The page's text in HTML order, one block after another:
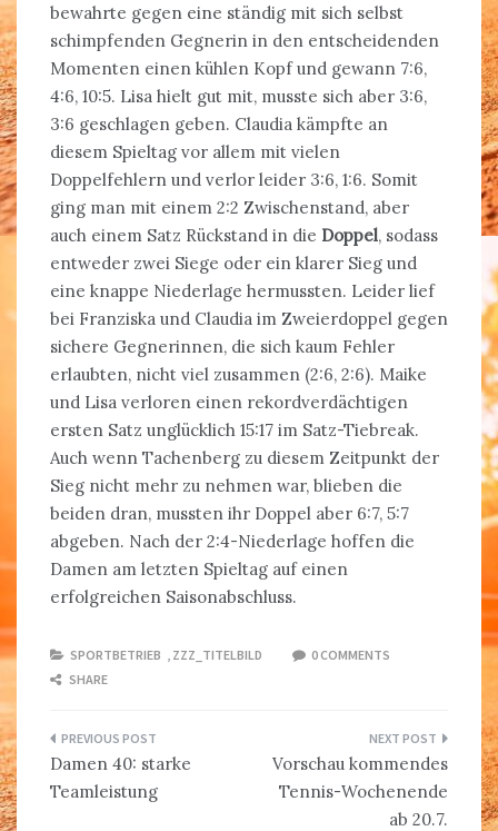
bewahrte gegen eine ständig mit sich selbst
schimpfenden Gegnerin in den entscheidenden
Momenten einen kühlen Kopf und gewann 7:6,
4:6, 10:5. Lisa hielt gut mit, musste sich aber 3:6,
3:6 geschlagen geben. Claudia kämpfte an
diesem Spieltag vor allem mit vielen
Doppelfehlern und verlor leider 3:6, 1:6. Somit
ging man mit einem 2:2 Zwischenstand, aber
auch einem Satz Rückstand in die Doppel, sodass
entweder zwei Siege oder ein klarer Sieg und
eine knappe Niederlage hermussten. Leider lief
bei Franziska und Claudia im Zweierdoppel gegen
sichere Gegnerinnen, die sich kaum Fehler
erlaubten, nicht viel zusammen (2:6, 2:6). Maike
und Lisa verloren einen rekordverdächtigen
ersten Satz unglücklich 15:17 im Satz-Tiebreak.
Auch wenn Tachenberg zu diesem Zeitpunkt der
Sieg nicht mehr zu nehmen war, blieben die
beiden dran, mussten ihr Doppel aber 6:7, 5:7
abgeben. Nach der 2:4-Niederlage hoffen die
Damen am letzten Spieltag auf einen
erfolgreichen Saisonabschluss.
SPORTBETRIEB ZZZ_TITELBILD
0 COMMENTS
SHARE
Beitragsnavigation
Damen 40: starke
Teamleistung
Vorschau kommendes
Tennis-Wochenende
ab 20.7.